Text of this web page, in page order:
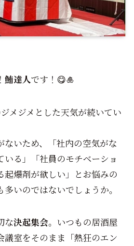
鮪達人です！😋🎍
メジメとした天気が続いてい
ないため、「社内の空気がな
いる」「社員のモチベーショ
起爆剤が欲しい」とお悩みの
いのではないでしょうか。
な決起集会。いつもの居酒屋
議室をそのまま「熱狂のエン